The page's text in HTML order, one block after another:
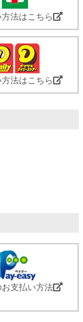
法はこちら
法はこちら
お支払い方法